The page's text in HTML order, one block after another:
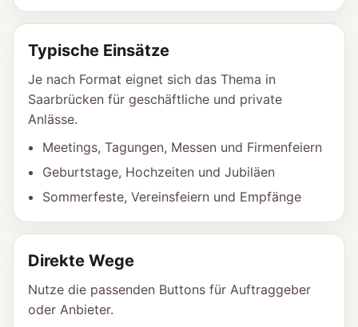
Typische Einsätze
Je nach Format eignet sich das Thema in
Saarbrücken für geschäftliche und private
Anlässe.
Meetings, Tagungen, Messen und Firmenfeiern
Geburtstage, Hochzeiten und Jubiläen
Sommerfeste, Vereinsfeiern und Empfänge
Direkte Wege
Nutze die passenden Buttons für Auftraggeber
oder Anbieter.